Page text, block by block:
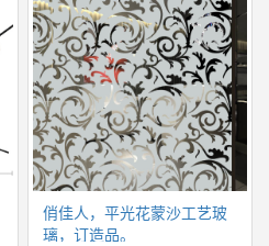
俏佳人，平光花蒙沙工艺玻
璃，订造品。